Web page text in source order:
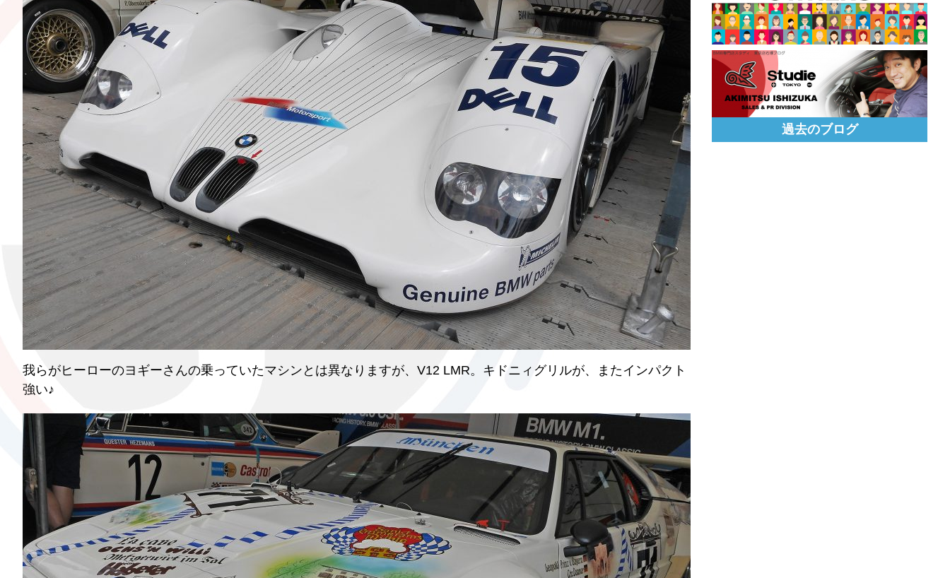
我らがヒーローのヨギーさんの乗っていたマシンとは異なりますが、V12 LMR。キドニィグリルが、またインパクト
強い♪
過去のブログ